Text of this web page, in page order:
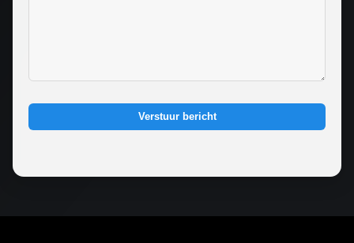
Verstuur bericht